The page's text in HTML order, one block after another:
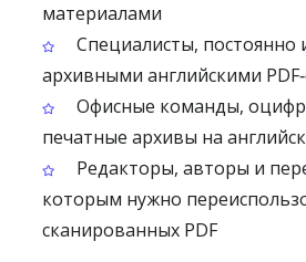
материалами
Специалисты,
архивными английскими
Офисные команды,
печатные архивы на
Редакторы, авторы и
которым нужно
сканированных PDF